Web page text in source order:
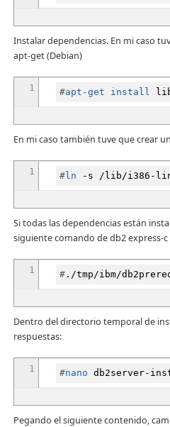
Instalar dependencias. En mi caso
apt-get (Debian)
1 #apt-get install
En mi caso también tuve que crear
1 #ln -s / lib /i386-
Si todas las dependencias están
siguiente comando de db2 express-
1 #. /tmp /ibm/
Dentro del directorio temporal de
respuestas:
1 #nano db2server-
Pegando el siguiente contenido,